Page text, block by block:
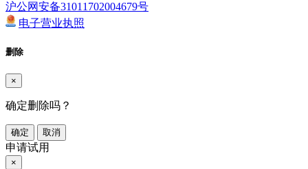
沪公网安备31011702004679号
电子营业执照
删除
×
确定删除吗？
确定 取消
申请试用
×